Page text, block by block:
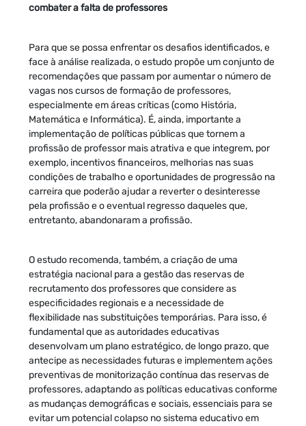
combater a falta de professores
Para que se possa enfrentar os desafios identificados, e
face à análise realizada, o estudo propõe um conjunto de
recomendações que passam por aumentar o número de
vagas nos cursos de formação de professores,
especialmente em áreas críticas (como História,
Matemática e Informática). É, ainda, importante a
implementação de políticas públicas que tornem a
profissão de professor mais atrativa e que integrem, por
exemplo, incentivos financeiros, melhorias nas suas
condições de trabalho e oportunidades de progressão na
carreira que poderão ajudar a reverter o desinteresse
pela profissão e o eventual regresso daqueles que,
entretanto, abandonaram a profissão.
O estudo recomenda, também, a criação de uma
estratégia nacional para a gestão das reservas de
recrutamento dos professores que considere as
especificidades regionais e a necessidade de
flexibilidade nas substituições temporárias. Para isso, é
fundamental que as autoridades educativas
desenvolvam um plano estratégico, de longo prazo, que
antecipe as necessidades futuras e implementem ações
preventivas de monitorização contínua das reservas de
professores, adaptando as políticas educativas conforme
as mudanças demográficas e sociais, essenciais para se
evitar um potencial colapso no sistema educativo em